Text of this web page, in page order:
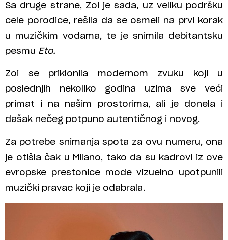
Sa druge strane, Zoi je sada, uz veliku podršku
cele porodice, rešila da se osmeli na prvi korak
u muzičkim vodama, te je snimila debitantsku
pesmu Eto.
Zoi se priklonila modernom zvuku koji u
poslednjih nekoliko godina uzima sve veći
primat i na našim prostorima, ali je donela i
dašak nečeg potpuno autentičnog i novog.
Za potrebe snimanja spota za ovu numeru, ona
je otišla čak u Milano, tako da su kadrovi iz ove
evropske prestonice mode vizuelno upotpunili
muzički pravac koji je odabrala.